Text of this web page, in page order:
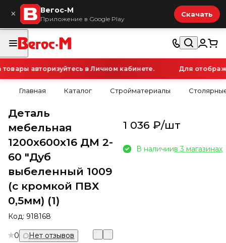
× Вегос-М
Приложение в Google Play
Скачать
авторизуйтесь в Личном кабинете. Для
Главная Каталог Стройматериалы
Деталь
мебельная
1200х600х16 ДМ 2-
60 "Дуб
выбеленный 1009
(с кромкой ПВХ
0,5мм) (1)
Код: 918168
0 Нет отзывов
1 036 ₽/шт
В наличиив 3 магазинах